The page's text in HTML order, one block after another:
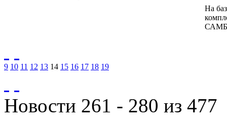
На
9 10 11 12 13 14 15 16 17 18 19
Новости 261 - 280 из 477